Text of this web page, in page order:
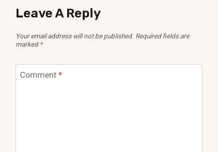
Leave A Reply
Your email address will not be published. Required fields are
marked *
Comment *